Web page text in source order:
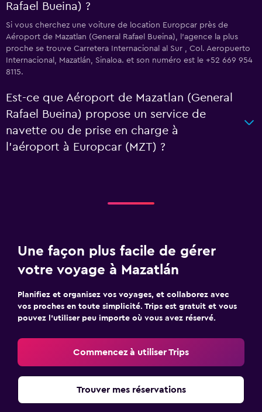
Rafael Bueina) ?
Si vous cherchez une voiture de location Europcar près de
Aéroport de Mazatlan (General Rafael Bueina), l’agence la plus
proche se trouve Carretera Internacional al Sur , Col. Aeropuerto
Internacional, Mazatlán, Sinaloa. et son numéro est le +52 669 954
8115.
Est-ce que Aéroport de Mazatlan (General
Rafael Bueina) propose un service de
navette ou de prise en charge à
l’aéroport à Europcar (MZT) ?
Une façon plus facile de gérer
votre voyage à Mazatlán
Planifiez et organisez vos voyages, et collaborez avec
vos proches en toute simplicité. Trips est gratuit et vous
pouvez l’utiliser peu importe où vous avez réservé.
Commencez à utiliser Trips
Trouver mes réservations